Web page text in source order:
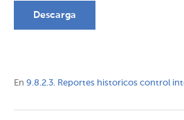
Descarga
En 9.8.2.3. Reportes historicos control